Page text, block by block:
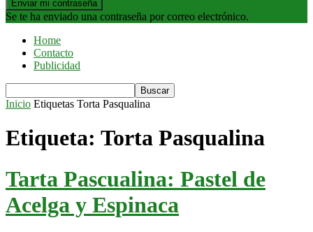
Se te ha enviado una contraseña por correo electrónico.
Home
Contacto
Publicidad
Inicio Etiquetas Torta Pasqualina
Etiqueta: Torta Pasqualina
Tarta Pascualina: Pastel de
Acelga y Espinaca